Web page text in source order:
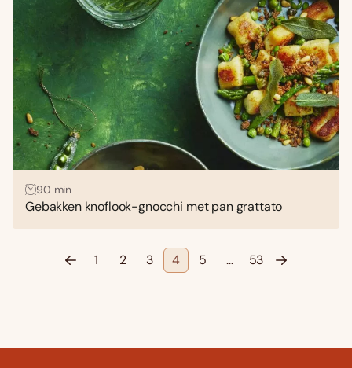
90 min
Gebakken knoflook-gnocchi met pan grattato
1 2 3 4 5 … 53